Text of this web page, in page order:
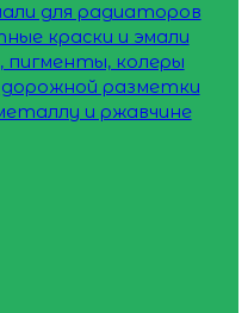
для радиаторов
краски и эмали
пигменты, колеры
дорожной разметки
и ржавчине